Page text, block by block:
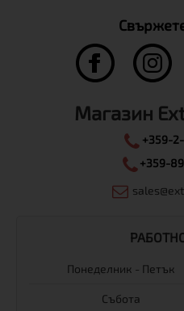
Магазин
+359-
+359-
Понеделник - Петък
Събота